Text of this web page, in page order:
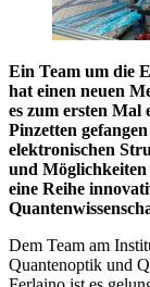
Ein Team um die
hat einen neuen
es zum ersten Mal
Pinzetten
elektronischen
und
eine Reihe
Dem Team am
Quantenoptik und